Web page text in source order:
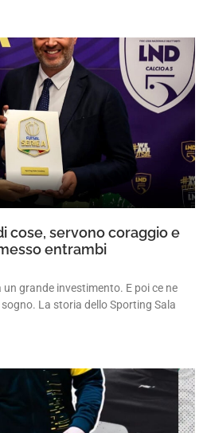
cose, servono coraggio e
entrambi
grande investimento. E poi ce ne
La storia dello Sporting Sala